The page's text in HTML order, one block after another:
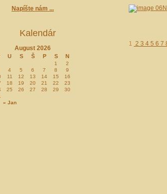
Napíšte nám ...
Kalendár
August 2026
U S Š P S N
« Jan
1
2
4 5 6 7 8
9
11 12 13 14 15
16
18 19 20 21 22
23
25 26 27 28 29
30
1 2 3 4 5 6 7